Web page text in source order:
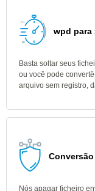
wpd para
Basta soltar seus
ou você pode
arquivo sem registro,
Nós apagar ficheiro